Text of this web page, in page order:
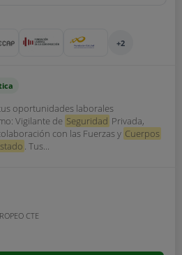
+2
oportunidades laborales
Vigilante de Seguridad Privada,
con las Fuerzas y Cuerpos
. Tus...
CTE